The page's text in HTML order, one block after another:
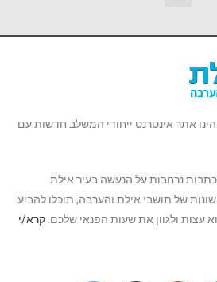
אתר אינטרנט ייחודי המשלב חדשות עם
נרחבות על הנעשה בעיר אילת
של תושבי אילת והערבה, תוכלו להביע
עצות ולגוון את שעות הפנאי שלכם. קרא/י